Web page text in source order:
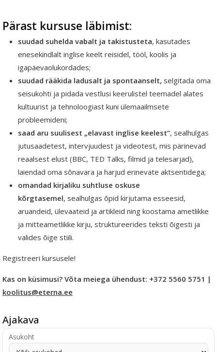
Pärast kursuse läbimist:
suudad suhelda vabalt ja takistusteta, kasutades
enesekindlalt inglise keelt reisidel, tööl, koolis ja
igapäevaolukordades;
suudad rääkida ladusalt ja spontaanselt, selgitada oma
seisukohti ja pidada vestlusi keerulistel teemadel alates
kultuurist ja tehnoloogiast kuni ülemaailmsete
probleemideni;
saad aru suulisest „elavast inglise keelest“, sealhulgas
jutusaadetest, intervjuudest ja videotest, mis pärinevad
reaalsest elust (BBC, TED Talks, filmid ja telesarjad),
laiendad oma sõnavara ja harjud erinevate aktsentidega;
omandad kirjaliku suhtluse oskuse
kõrgtasemel, sealhulgas õpid kirjutama esseesid,
aruandeid, ülevaateid ja artikleid ning koostama ametlikke
ja mitteametlikke kirju, struktureerides teksti õigesti ja
valides õige stiili.
Registreeri kursusele!
Kas on küsimusi? Võta meiega ühendust: +372 5560 5751 |
koolitus@eterna.ee
Ajakava
Asukoht